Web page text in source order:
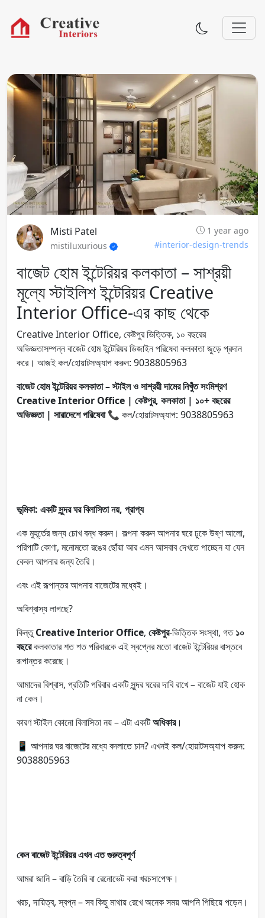
Misti Patel
1 year ago
mistiluxurious
#interior-design-trends
বাজেট হোম ইন্টেরিয়র কলকাতা – সাশ্রয়ী
মূল্যে স্টাইলিশ ইন্টেরিয়র Creative
Interior Office-এর কাছ থেকে
Creative Interior Office, কেষ্টপুর ভিত্তিক, ১০ বছরের
অভিজ্ঞতাসম্পন্ন বাজেট হোম ইন্টেরিয়র ডিজাইন পরিষেবা কলকাতা জুড়ে প্রদান
করে। আজই কল/হোয়াটসঅ্যাপ করুন: 9038805963
বাজেট হোম ইন্টেরিয়র কলকাতা – স্টাইল ও সাশ্রয়ী দামের নিখুঁত সংমিশ্রণ
Creative Interior Office | কেষ্টপুর, কলকাতা | ১০+ বছরের
অভিজ্ঞতা | সারাদেশে পরিষেবা📞 কল/হোয়াটসঅ্যাপ: 9038805963
ভূমিকা: একটি সুন্দর ঘর বিলাসিতা নয়, প্রাপ্য
এক মুহূর্তের জন্য চোখ বন্ধ করুন। কল্পনা করুন আপনার ঘরে ঢুকে উষ্ণ আলো,
পরিপাটি কোণা, মনোমতো রঙের ছোঁয়া আর এমন আসবাব দেখতে পাচ্ছেন যা যেন
কেবল আপনার জন্য তৈরি।
এবং এই রূপান্তর আপনার বাজেটের মধ্যেই।
অবিশ্বাস্য লাগছে?
কিন্তুCreative Interior Office, কেষ্টপুর-ভিত্তিক সংস্থা, গত১০
বছরেকলকাতার শত শত পরিবারকে এই স্বপ্নের মতো বাজেট ইন্টেরিয়র বাস্তবে
রূপান্তর করেছে।
আমাদের বিশ্বাস, প্রতিটি পরিবার একটি সুন্দর ঘরের দাবি রাখে – বাজেট যাই হোক
না কেন।
কারণ স্টাইল কোনো বিলাসিতা নয় – এটা একটিঅধিকার।
📱 আপনার ঘর বাজেটের মধ্যে বদলাতে চান? এখনই কল/হোয়াটসঅ্যাপ করুন:
9038805963
কেন বাজেট ইন্টেরিয়র এখন এত গুরুত্বপূর্ণ
আমরা জানি – বাড়ি তৈরি বা রেনোভেট করা খরচসাপেক্ষ।
খরচ, দায়িত্ব, স্বপ্ন – সব কিছু মাথায় রেখে অনেক সময় আপনি পিছিয়ে পড়েন।